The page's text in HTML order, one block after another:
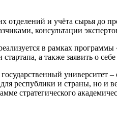
отделений и учёта сырья
консультации
в рамках
а также заявить о
государственный университет
республики и страны, но и
стратегического